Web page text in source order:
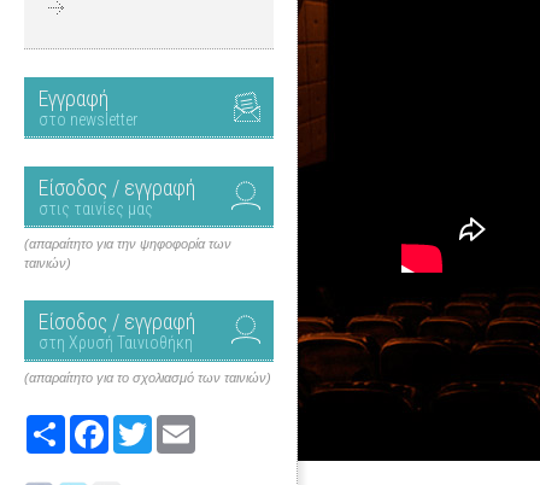
Εγγραφή
στο newsletter
Είσοδος / εγγραφή
στις ταινίες μας
(απαραίτητο για την ψηφοφορία των
ταινιών)
Είσοδος / εγγραφή
στη Χρυσή Ταινιοθήκη
(απαραίτητο για το σχολιασμό των ταινιών)
Share FacebookTwitter